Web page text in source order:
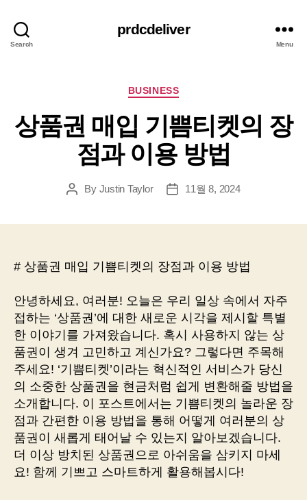
Search
prdcdeliver
Menu
Categories
BUSINESS
상품권 매입 기쁨티켓의 장
점과 이용 방법
PostBy Justin Taylor
Post11월 8, 2024
# 상품권 매입 기쁨티켓의 장점과 이용 방법
안녕하세요, 여러분! 오늘은 우리 일상 속에서 자주
접하는 ‘상품권’에 대한 새로운 시각을 제시할 특별
한 이야기를 가져왔습니다. 혹시 사용하지 않는 상
품권이 생겨 고민하고 계신가요? 그렇다면 주목해
주세요! ‘기쁨티켓’이라는 혁신적인 서비스가 당신
의 소중한 상품권을 현금처럼 쉽게 변환해줄 방법을
소개합니다. 이 포스트에서는 기쁨티켓의 놀라운 장
점과 간편한 이용 방법을 통해 어떻게 여러분의 상
품권이 새롭게 태어날 수 있는지 알아보겠습니다.
더 이상 방치된 상품권으로 아쉬움을 삼키지 마세
요! 함께 기쁘고 스마트하게 활용해봅시다!